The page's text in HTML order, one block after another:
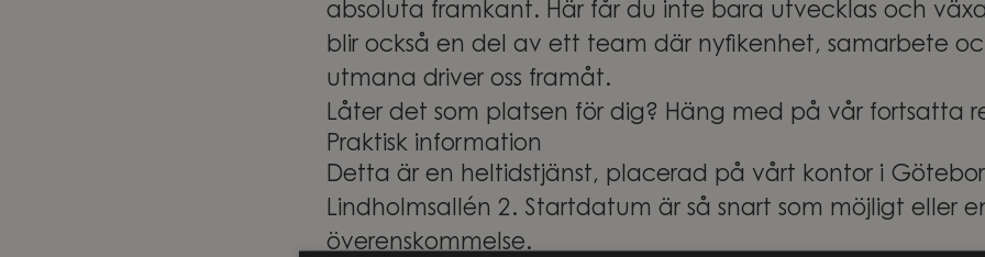
absoluta framkant. Här får du inte bara utvecklas och
blir också en del av ett team där nyfikenhet, samarbete
utmana driver oss framåt.
Låter det som platsen för dig? Häng med på vår fortsatta
Praktisk information
Detta är en heltidstjänst, placerad på vårt kontor i
Lindholmsallén 2. Startdatum är så snart som möjligt eller
överenskommelse.